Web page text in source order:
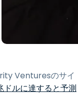
Venturesのサイ
ルに達すると予測